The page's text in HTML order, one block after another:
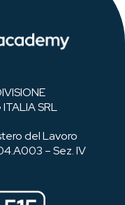
SRL
del Lavoro
– Sez. IV